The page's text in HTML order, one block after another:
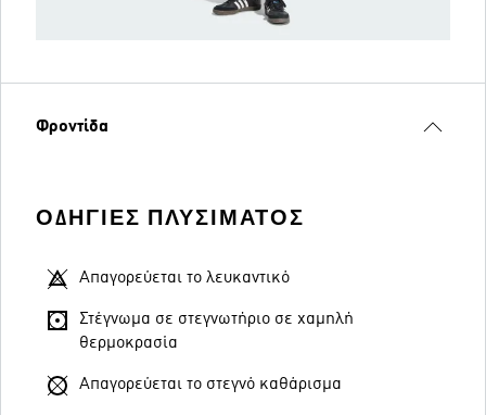
Φροντίδα
ΟΔΗΓΊΕΣ ΠΛΥΣΊΜΑΤΟΣ
Απαγορεύεται το λευκαντικό
Στέγνωμα σε στεγνωτήριο σε χαμηλή
θερμοκρασία
Απαγορεύεται το στεγνό καθάρισμα